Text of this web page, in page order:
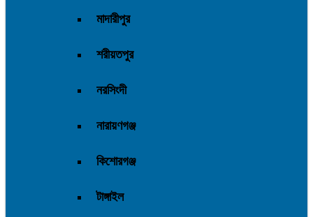
মাদারীপুর
শরীয়তপুর
নরসিংদী
নারায়ণগঞ্জ
কিশোরগঞ্জ
টাঙ্গাইল